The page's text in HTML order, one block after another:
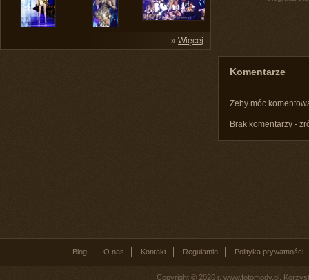
» Więcej
Komentarze
Żeby móc
Brak komentarzy -
Blog O nas Kontakt Regulamin Polityka prywatności
Copyright © 2026 r. www.fotomody.pl.